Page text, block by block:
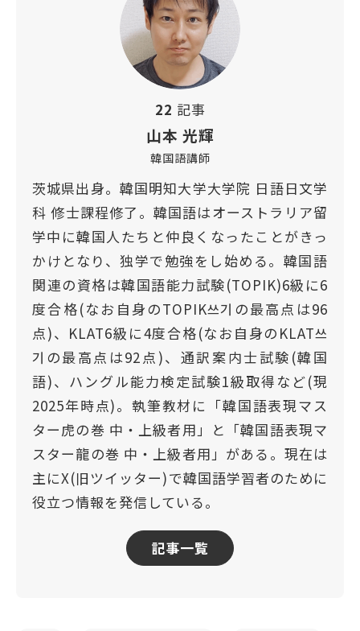
22 記事
山本 光輝
韓国語講師
茨城県出身。韓国明知大学大学院 日語日文学
科 修士課程修了。韓国語はオーストラリア留
学中に韓国人たちと仲良くなったことがきっ
かけとなり、独学で勉強をし始める。韓国語
関連の資格は韓国語能力試験(TOPIK)6級に6
度合格(なお自身のTOPIK쓰기の最高点は96
点)、KLAT6級に4度合格(なお自身のKLAT쓰
기の最高点は92点)、通訳案内士試験(韓国
語)、ハングル能力検定試験1級取得など(現
2025年時点)。執筆教材に「韓国語表現マス
ター虎の巻 中・上級者用」と「韓国語表現マ
スター龍の巻 中・上級者用」がある。現在は
主にX(旧ツイッター)で韓国語学習者のために
役立つ情報を発信している。
記事一覧